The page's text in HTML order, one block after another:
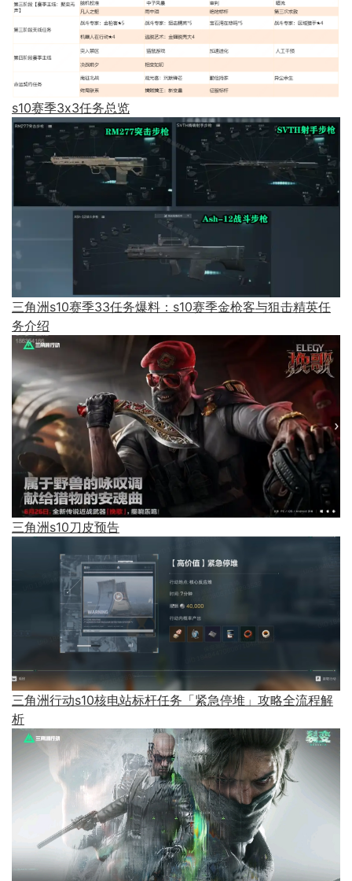
s10赛季3x3任务总览
三角洲s10赛季33任务爆料：s10赛季金枪客与狙击精英任
务介绍
三角洲s10刀皮预告
三角洲行动s10核电站标杆任务「紧急停堆」攻略全流程解
析